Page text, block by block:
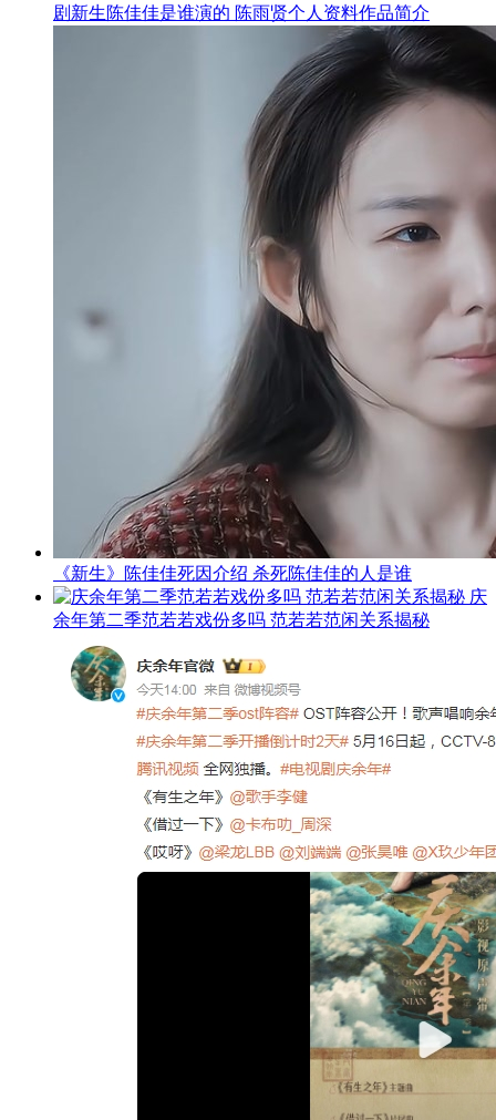
剧新生陈佳佳是谁演的 陈雨贤个人资料作品简介
《新生》陈佳佳死因介绍 杀死陈佳佳的人是谁
庆
余年第二季范若若戏份多吗 范若若范闲关系揭秘